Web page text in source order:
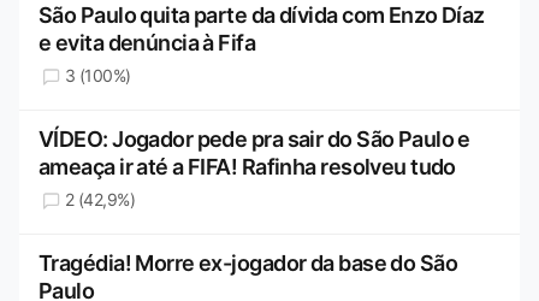
São Paulo quita parte da dívida com Enzo Díaz
e evita denúncia à Fifa
3 (100%)
VÍDEO: Jogador pede pra sair do São Paulo e
ameaça ir até a FIFA! Rafinha resolveu tudo
2 (42,9%)
Tragédia! Morre ex-jogador da base do São
Paulo